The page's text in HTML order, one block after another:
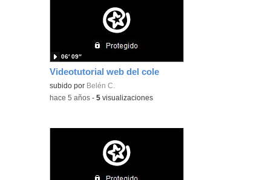
Videotutorial web del cole
subido por Belén C.
06′ 09″
-hace 5 años -5 visualizaciones